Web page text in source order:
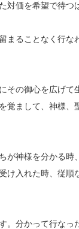
価を希望で待つ
まることなく行な
その御心を広げて
覚まして、神様、
が神様を分かる時
け入れた時、従順
。分かって行なっ